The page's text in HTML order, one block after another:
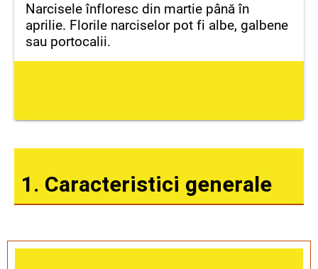
Narcisele înfloresc din martie până în
aprilie. Florile narciselor pot fi albe, galbene
sau portocalii.
1. Caracteristici generale